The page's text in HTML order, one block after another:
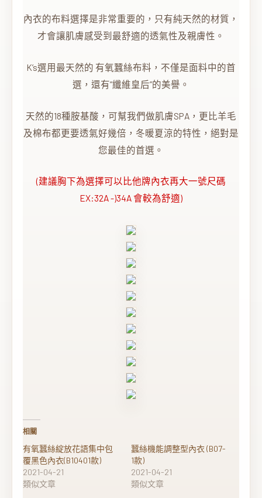
內衣的布料選擇是非常重要的，只有純天然的材質，
才會讓肌膚感受到最舒適的透氣性及親膚性。
K’s選用最天然的 有氧蠶絲布料，不僅是面料中的首
選，還有”纖維皇后”的美譽。
天然的18種胺基酸，可幫我們做肌膚SPA，更比羊毛
及棉布都更要透氣好幾倍，冬暖夏涼的特性，絕對是
您最佳的首選。
(建議胸下為選擇可以比他牌內衣再大一號尺碼
EX:32A -)34A 會較為舒適)
相關
有氧蠶絲綻放花語集中包
覆黑色內衣(B10401款)
2021-04-21
類似文章
蠶絲機能調整型內衣 (B07-
1款)
2021-04-21
類似文章